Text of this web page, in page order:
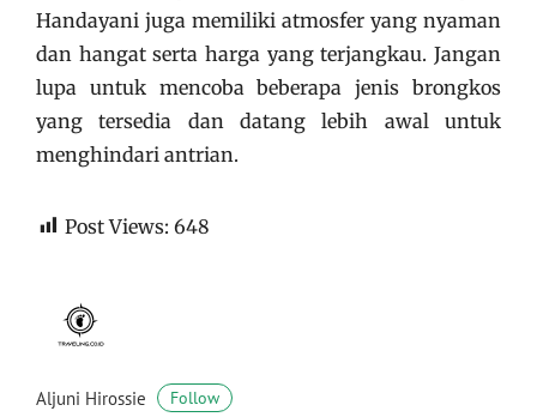
Handayani juga memiliki atmosfer yang nyaman
dan hangat serta harga yang terjangkau. Jangan
lupa untuk mencoba beberapa jenis brongkos
yang tersedia dan datang lebih awal untuk
menghindari antrian.
Post Views: 648
Aljuni Hirossie Follow